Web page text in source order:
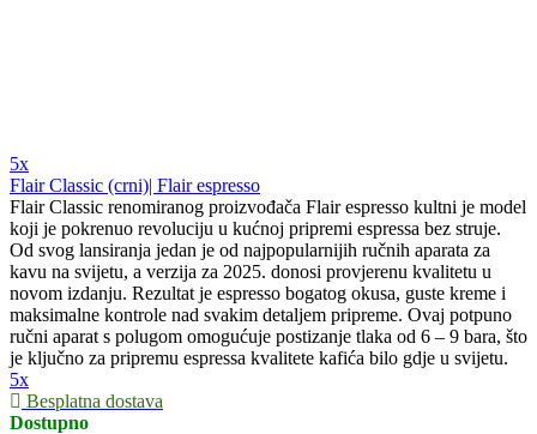
5x
Flair Classic (crni)| Flair espresso
Flair Classic renomiranog proizvođača Flair espresso kultni je model
koji je pokrenuo revoluciju u kućnoj pripremi espressa bez struje.
Od svog lansiranja jedan je od najpopularnijih ručnih aparata za
kavu na svijetu, a verzija za 2025. donosi provjerenu kvalitetu u
novom izdanju. Rezultat je espresso bogatog okusa, guste kreme i
maksimalne kontrole nad svakim detaljem pripreme. Ovaj potpuno
ručni aparat s polugom omogućuje postizanje tlaka od 6 – 9 bara, što
je ključno za pripremu espressa kvalitete kafića bilo gdje u svijetu.
5x
Besplatna dostava
Dostupno